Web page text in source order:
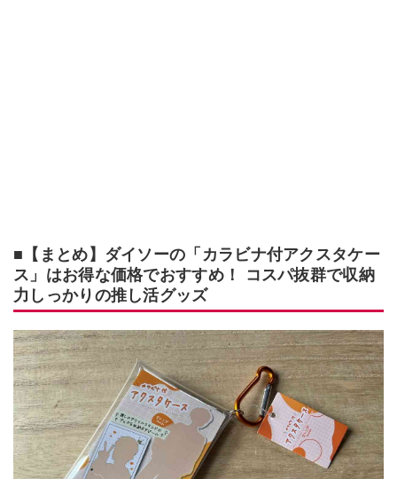
■【まとめ】ダイソーの「カラビナ付アクスタケー
ス」はお得な価格でおすすめ！ コスパ抜群で収納
力しっかりの推し活グッズ